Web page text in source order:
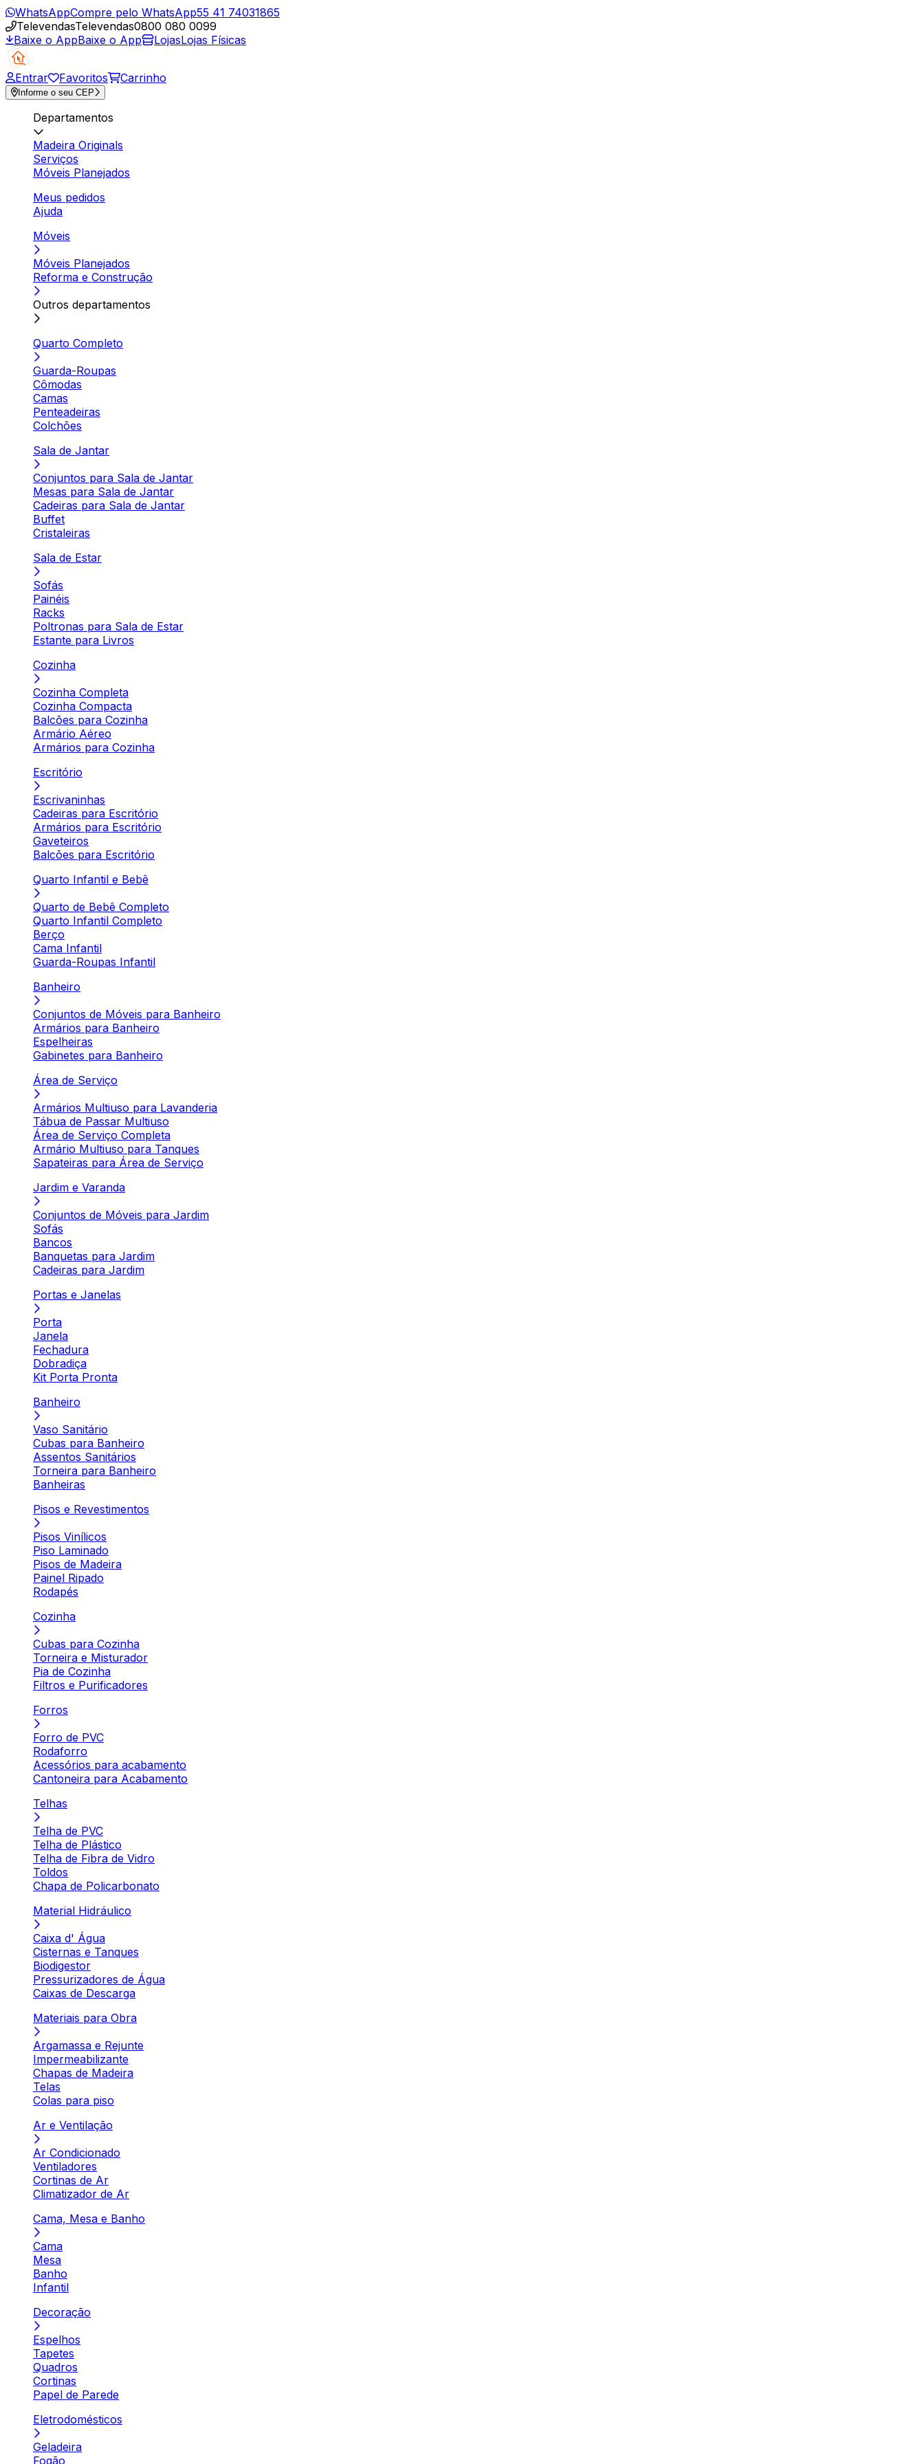
WhatsAppCompre pelo WhatsApp55 41 74031865
TelevendasTelevendas0800 080 0099
Baixe o AppBaixe o App LojasLojas Físicas
Entrar Favoritos Carrinho
Informe o seu CEP
Departamentos
Madeira Originals
Serviços
Móveis Planejados
Meus pedidos
Ajuda
Móveis
Móveis Planejados
Reforma e Construção
Outros departamentos
Quarto Completo
Guarda-Roupas
Cômodas
Camas
Penteadeiras
Colchões
Sala de Jantar
Conjuntos para Sala de Jantar
Mesas para Sala de Jantar
Cadeiras para Sala de Jantar
Buffet
Cristaleiras
Sala de Estar
Sofás
Painéis
Racks
Poltronas para Sala de Estar
Estante para Livros
Cozinha
Cozinha Completa
Cozinha Compacta
Balcões para Cozinha
Armário Aéreo
Armários para Cozinha
Escritório
Escrivaninhas
Cadeiras para Escritório
Armários para Escritório
Gaveteiros
Balcões para Escritório
Quarto Infantil e Bebê
Quarto de Bebê Completo
Quarto Infantil Completo
Berço
Cama Infantil
Guarda-Roupas Infantil
Banheiro
Conjuntos de Móveis para Banheiro
Armários para Banheiro
Espelheiras
Gabinetes para Banheiro
Área de Serviço
Armários Multiuso para Lavanderia
Tábua de Passar Multiuso
Área de Serviço Completa
Armário Multiuso para Tanques
Sapateiras para Área de Serviço
Jardim e Varanda
Conjuntos de Móveis para Jardim
Sofás
Bancos
Banquetas para Jardim
Cadeiras para Jardim
Portas e Janelas
Porta
Janela
Fechadura
Dobradiça
Kit Porta Pronta
Banheiro
Vaso Sanitário
Cubas para Banheiro
Assentos Sanitários
Torneira para Banheiro
Banheiras
Pisos e Revestimentos
Pisos Vinílicos
Piso Laminado
Pisos de Madeira
Painel Ripado
Rodapés
Cozinha
Cubas para Cozinha
Torneira e Misturador
Pia de Cozinha
Filtros e Purificadores
Forros
Forro de PVC
Rodaforro
Acessórios para acabamento
Cantoneira para Acabamento
Telhas
Telha de PVC
Telha de Plástico
Telha de Fibra de Vidro
Toldos
Chapa de Policarbonato
Material Hidráulico
Caixa d' Água
Cisternas e Tanques
Biodigestor
Pressurizadores de Água
Caixas de Descarga
Materiais para Obra
Argamassa e Rejunte
Impermeabilizante
Chapas de Madeira
Telas
Colas para piso
Ar e Ventilação
Ar Condicionado
Ventiladores
Cortinas de Ar
Climatizador de Ar
Cama, Mesa e Banho
Cama
Mesa
Banho
Infantil
Decoração
Espelhos
Tapetes
Quadros
Cortinas
Papel de Parede
Eletrodomésticos
Geladeira
Fogão